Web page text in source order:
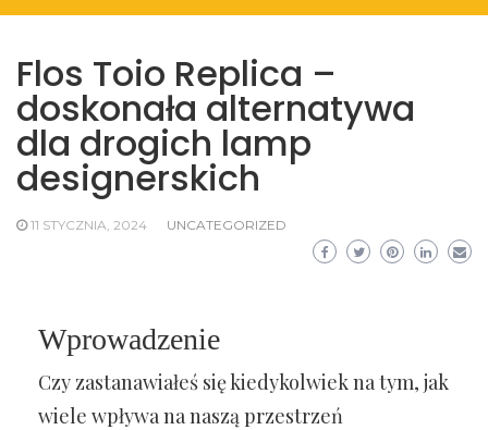
Flos Toio Replica –
doskonała alternatywa
dla drogich lamp
designerskich
11 STYCZNIA, 2024 UNCATEGORIZED
Wprowadzenie
Czy zastanawiałeś się kiedykolwiek na tym, jak
wiele wpływa na naszą przestrzeń